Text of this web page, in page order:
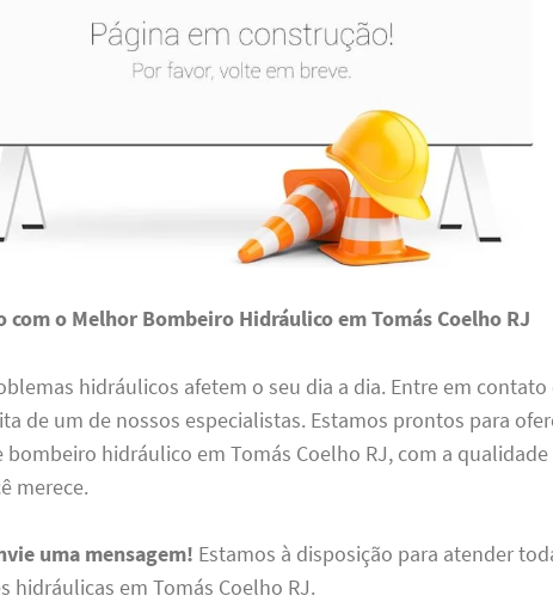
com o Melhor Bombeiro Hidráulico em Tomás Coelho RJ
hidráulicos afetem o seu dia a dia. Entre em contato
de um de nossos especialistas. Estamos prontos para
bombeiro hidráulico em Tomás Coelho RJ, com a qualidade
merece.
uma mensagem! Estamos à disposição para atender
hidráulicas em Tomás Coelho RJ.